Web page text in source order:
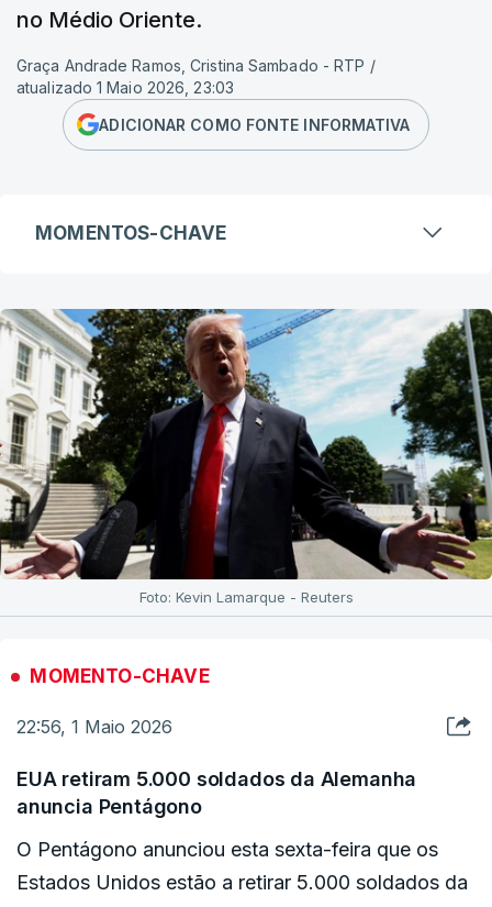
no Médio Oriente.
Graça Andrade Ramos, Cristina Sambado - RTP /
atualizado 1 Maio 2026, 23:03
ADICIONAR COMO FONTE INFORMATIVA
MOMENTOS-CHAVE
Foto: Kevin Lamarque - Reuters
MOMENTO-CHAVE
22:56, 1 Maio 2026
EUA retiram 5.000 soldados da Alemanha
anuncia Pentágono
O Pentágono anunciou esta sexta-feira que os
Estados Unidos estão a retirar 5.000 soldados da